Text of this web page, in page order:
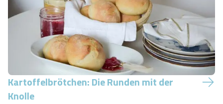
Kartoffelbrötchen: Die Runden mit der
Knolle